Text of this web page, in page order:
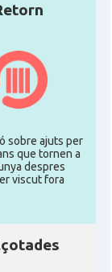
sobre ajuts per
que tornen a
despres
viscut fora